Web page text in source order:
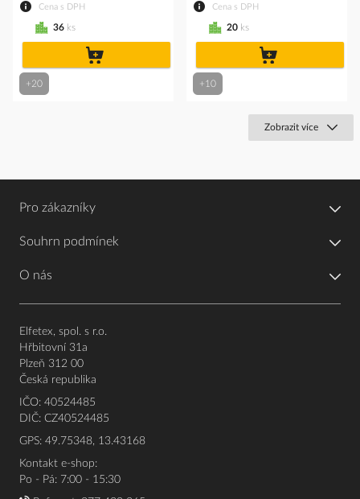
Cena s DPH
36 ks
+20
Cena s DPH
20 ks
+10
Zobrazit více
Pro zákazníky
Souhrn podmínek
O nás
Elfetex, spol. s r.o.
Hřbitovní 31a
Plzeň 312 00
Česká republika
IČO: 40524485
DIČ: CZ40524485
GPS: 49.75348, 13.43168
Kontakt e-shop:
Po - Pá: 7:00 - 15:30